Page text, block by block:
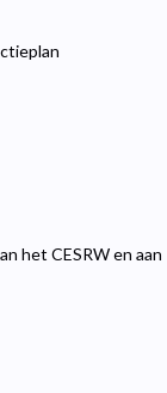
het CESRW en aan